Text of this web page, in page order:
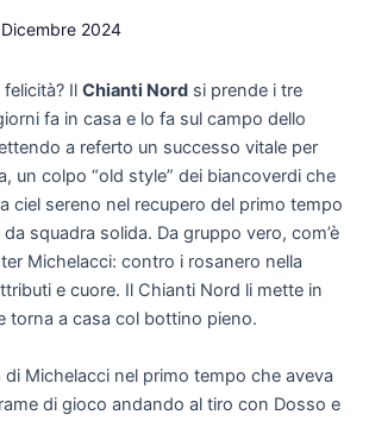
2024
Il Chianti Nord si prende i tre
fa in casa e lo fa sul campo dello
a referto un successo vitale per
un colpo “old style” dei biancoverdi che
ciel sereno nel recupero del primo tempo
squadra solida. Da gruppo vero, com’è
Michelacci: contro i rosanero nella
e cuore. Il Chianti Nord li mette in
torna a casa col bottino pieno.
di Michelacci nel primo tempo che aveva
di gioco andando al tiro con Dosso e